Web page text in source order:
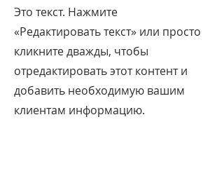
Это текст. Нажмите
«Редактировать текст» или просто
кликните дважды, чтобы
отредактировать этот контент и
добавить необходимую вашим
клиентам информацию.